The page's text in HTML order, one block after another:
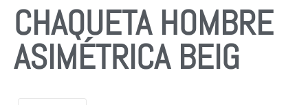
CHAQUETA HOMBRE
ASIMÉTRICA BEIG